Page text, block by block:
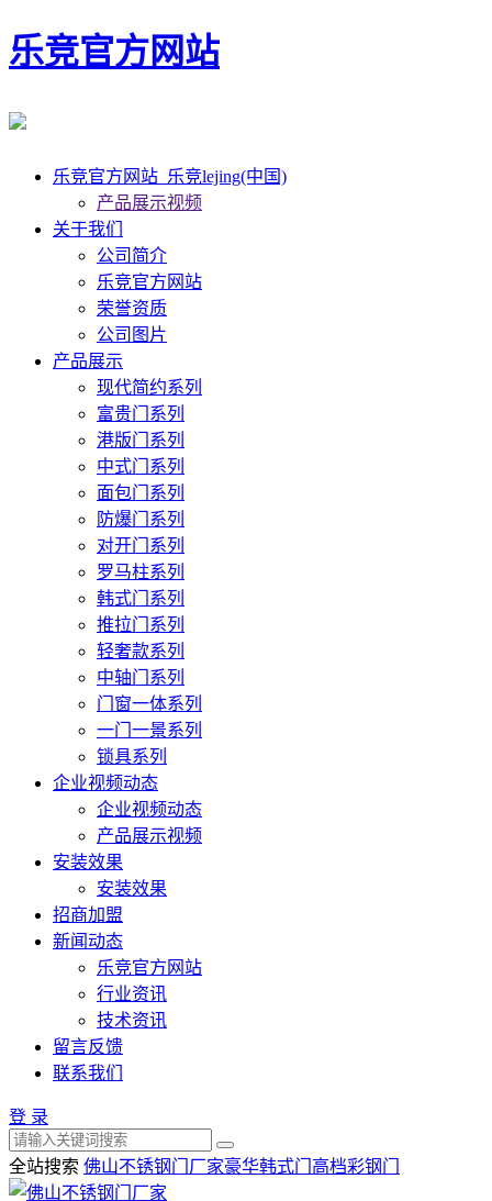
乐竞官方网站
乐竞官方网站_乐竞lejing(中国)
产品展示视频
关于我们
公司简介
乐竞官方网站
荣誉资质
公司图片
产品展示
现代简约系列
富贵门系列
港版门系列
中式门系列
面包门系列
防爆门系列
对开门系列
罗马柱系列
韩式门系列
推拉门系列
轻奢款系列
中轴门系列
门窗一体系列
一门一景系列
锁具系列
企业视频动态
企业视频动态
产品展示视频
安装效果
安装效果
招商加盟
新闻动态
乐竞官方网站
行业资讯
技术资讯
留言反馈
联系我们
登 录
全站搜索 佛山不锈钢门厂家豪华韩式门 高档彩钢门